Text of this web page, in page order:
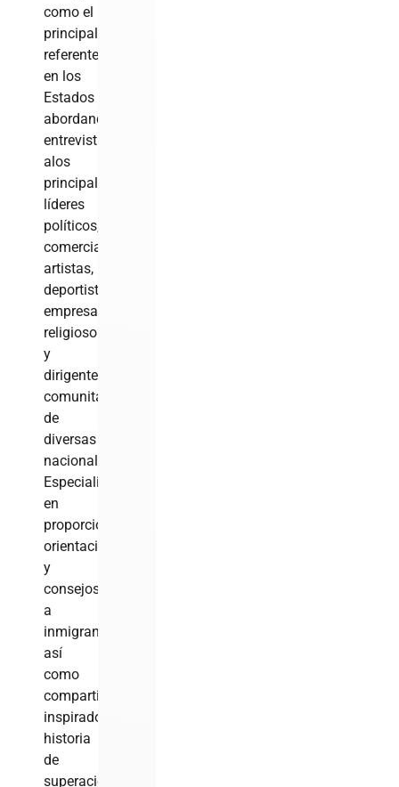
como el
principal
referente
en los
Estados
abordando
entrevista
alos
principale
líderes
políticos,
comerciantes,
artistas,
deportistas,
empresario,
religioso
y
dirigentes
comunitarios
de
diversas
nacionalidades.
Especializado
en
proporcionar
orientación
y
consejos
a
inmigrantes
así
como
compartir
inspiradora
historia
de
superación